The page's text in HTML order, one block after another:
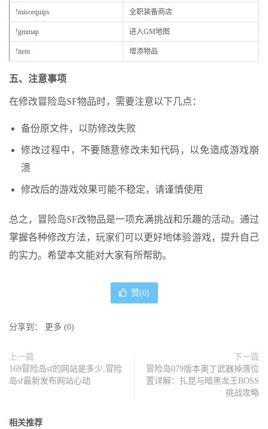
!miscequips 全职装备商店
!gmmap 进入GM地图
!item 增添物品
五、注意事项
在修改冒险岛SF物品时，需要注意以下几点：
备份原文件，以防修改失败
修改过程中，不要随意修改未知代码，以免造成游戏崩
溃
修改后的游戏效果可能不稳定，请谨慎使用
总之，冒险岛SF改物品是一项充满挑战和乐趣的活动。通过
掌握各种修改方法，玩家们可以更好地体验游戏，提升自己
的实力。希望本文能对大家有所帮助。
赞(0)
分享到： 更多 (0)
上一篇
169冒险岛sf的网站是多少,冒险
岛sf最新发布网站心动
下一篇
冒险岛079版本奥丁武器掉落位
置详解：扎昆与暗黑龙王BOSS
挑战攻略
相关推荐